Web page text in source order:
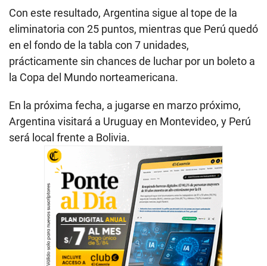
Con este resultado, Argentina sigue al tope de la
eliminatoria con 25 puntos, mientras que Perú quedó
en el fondo de la tabla con 7 unidades,
prácticamente sin chances de luchar por un boleto a
la Copa del Mundo norteamericana.
En la próxima fecha, a jugarse en marzo próximo,
Argentina visitará a Uruguay en Montevideo, y Perú
será local frente a Bolivia.